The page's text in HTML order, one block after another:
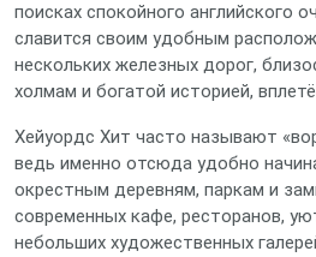
поисках спокойного английского
славится своим удобным
нескольких железных дорог,
холмам и богатой историей,
Хейуордс Хит часто называют
ведь именно отсюда удобно
окрестным деревням, паркам и
современных кафе, ресторанов,
небольших художественных